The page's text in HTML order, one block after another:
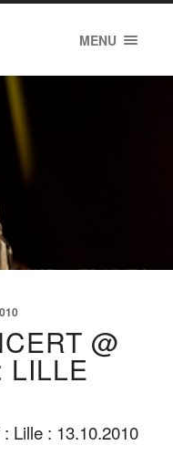
MENU
@
LILLE
Lille : 13.10.2010